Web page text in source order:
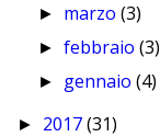
► marzo(3)
►febbraio(3)
► gennaio(4)
► 2017(31)